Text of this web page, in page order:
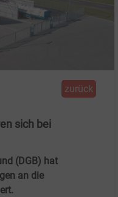
zurück
sich bei
(DGB) hat
an die